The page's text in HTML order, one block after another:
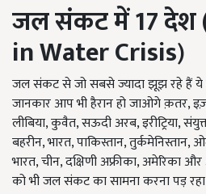
जल संकट में 17देश
in Water Crisis)
जल संकट से जो सबसे ज्यादा झूझ रहे हैं ये
जानकार आप भी हैरान हो जाओगे क़तर,
लीबिया, कुवैत, सऊदी अरब, इरीट्रिया,
बहरीन, भारत, पाकिस्तान, तुर्कमेनिस्तान,
भारत, चीन, दक्षिणी अफ्रीका, अमेरिका
को भी जल संकट का सामना करना पड़